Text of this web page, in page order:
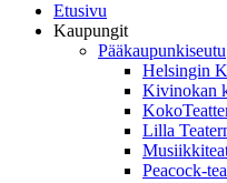
Etusivu
Kaupungit
Pääkaupunkiseutu
Helsingin
Kivinokan
Lilla
Peacock-